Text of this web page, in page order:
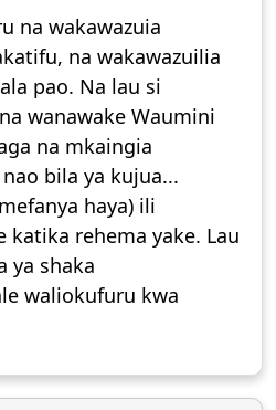
na wakawazuia
na wakawazuilia
pao. Na lau si
wanawake Waumini
na mkaingia
bila ya kujua...
haya) ili
katika rehema yake. Lau
ya shaka
waliokufuru kwa